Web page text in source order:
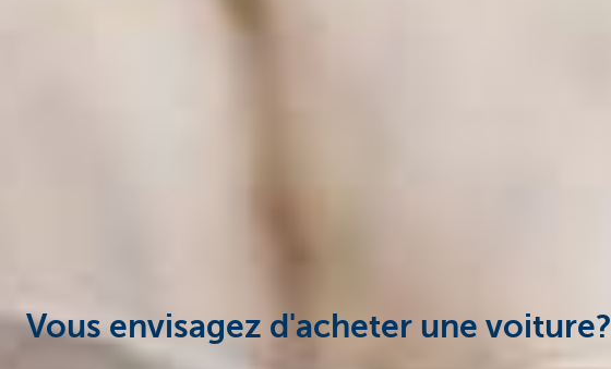
Vous envisagez d'acheter une voiture?